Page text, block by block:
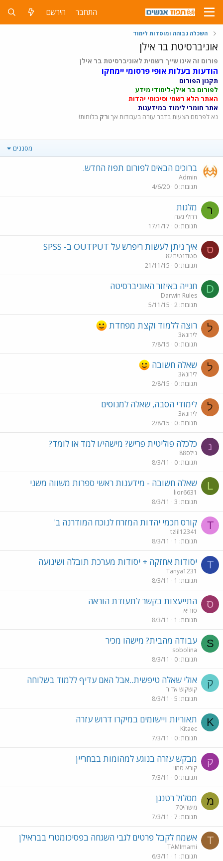
התחבר הירשם
השכלה גבוהה ומוסדות לימוד
אוניברסיטת בר אילן
פורום זה אינו שייך רשמית לאוניברסיטת בר אילן
הודעות בעלות אופי פרסומי יימחקו
תקנון הפורום
לפורום בר אילן-לימודי מידע
האתר הלא רשמי וסיכומי יהדות
אתר חומרי לימוד במידענות
נא לפרסם הצעות בדבר עזרה בעבודות אך ורק בלוחות!
מסננים
ברוכים הבאים לפורום תפוז החדש.
Admin
תגובות 0
4/6/20
ר מלגות
רחלי נעה
תגובות 0
17/1/17
ס איך ניתן לעשות ריפרש על OUTPUT ב- SPSS
סטודנטית82
תגובות 0
21/11/15
D חנייה באיזור האוניברסיטה
Darwin Rules
תגובות 2
5/11/15
ל רוצה ללמוד וקצת מפחדת
לירונא3
תגובות 0
7/8/15
ל שאלה חשובה
לירונא3
תגובות 0
2/8/15
ל לימודי הסבה, שאלה למנוסים
לירונא3
תגובות 0
2/8/15
נ כלכלה פוליטית פריש? מישהי/ו למד או לומד?
נילס88
תגובות 0
8/3/11
L שאלה חשובה - מידענות ראשי ספרות משווה משני
lior6631
תגובות 3
8/3/11
T קורס חכמי יהדות המזרח לנוכח המודרנה ב'
tzlil12341
תגובות 1
8/3/11
T יסודות אחזקה + יסודות מערכת תובלה ושינועה
Tanya1231
תגובות 1
8/3/11
ס התייעצות בקשר לתעודת הוראה
סוריא
תגובות 1
8/3/11
S עבודה מהבית? מישהו מכיר
sobolina
תגובות 0
8/3/11
ק אולי שאלה טיפשית..אבל האם עדיף ללמוד בשלוחה
קושקוש אדוה
תגובות 5
8/3/11
K תאוריות ויישומים במיקרו דרוש עזרה
Kitaec
תגובות 0
7/3/11
ק מבקש עזרה בנוגע למהומות בבחריין
קורא סמוי
תגובות 0
7/3/11
מ מסלול רטנגן
מישהי70
תגובות 7
7/3/11
T אשמח לקבל פרטים לגבי השגחה בפסיכומטרי בבראילן
TAMImami
תגובות 1
6/3/11